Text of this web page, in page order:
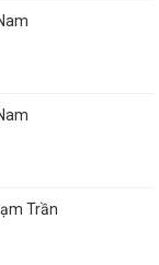
Trần